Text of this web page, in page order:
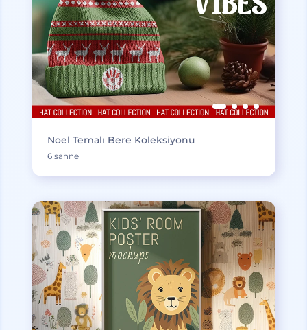
Noel Temalı Bere Koleksiyonu
6 sahne